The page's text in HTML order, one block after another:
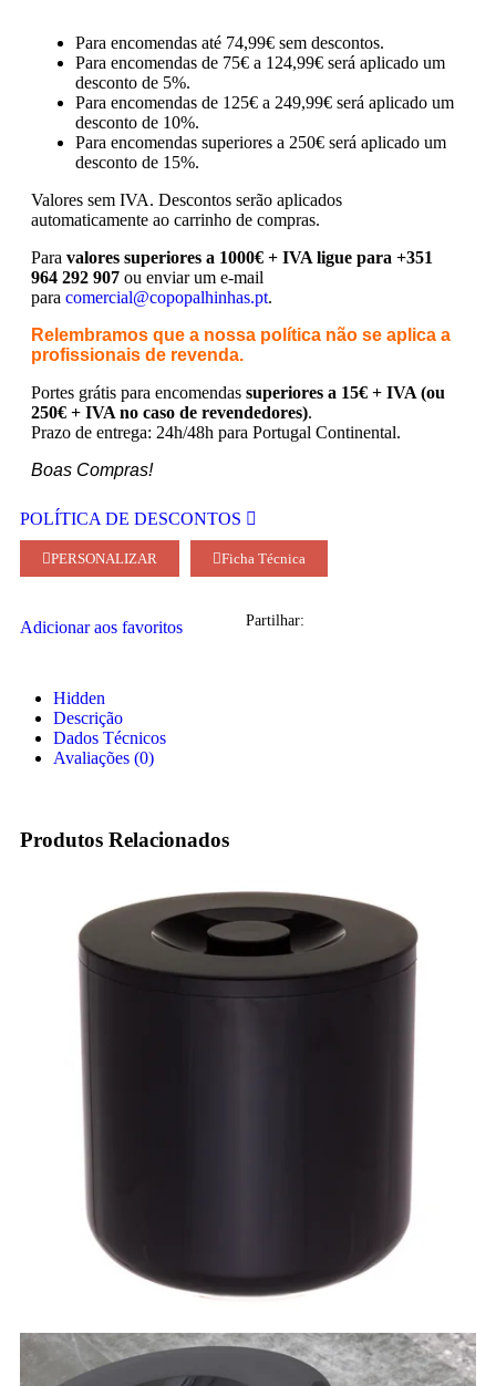
Para encomendas até 74,99€ sem descontos.
Para encomendas de 75€ a 124,99€ será aplicado um
desconto de 5%.
Para encomendas de 125€ a 249,99€ será aplicado um
desconto de 10%.
Para encomendas superiores a 250€ será aplicado um
desconto de 15%.
Valores sem IVA. Descontos serão aplicados
automaticamente ao carrinho de compras.
Para valores superiores a 1000€ + IVA ligue para +351
964 292 907 ou enviar um e-mail
para comercial@copopalhinhas.pt.
Relembramos que a nossa política não se aplica a
profissionais de revenda.
Portes grátis para encomendas superiores a 15€ + IVA (ou
250€ + IVA no caso de revendedores).
Prazo de entrega: 24h/48h para Portugal Continental.
Boas Compras!
POLÍTICA DE DESCONTOS
PERSONALIZAR Ficha Técnica
Adicionar aos favoritos Partilhar:
Hidden
Descrição
Dados Técnicos
Avaliações (0)
Produtos Relacionados